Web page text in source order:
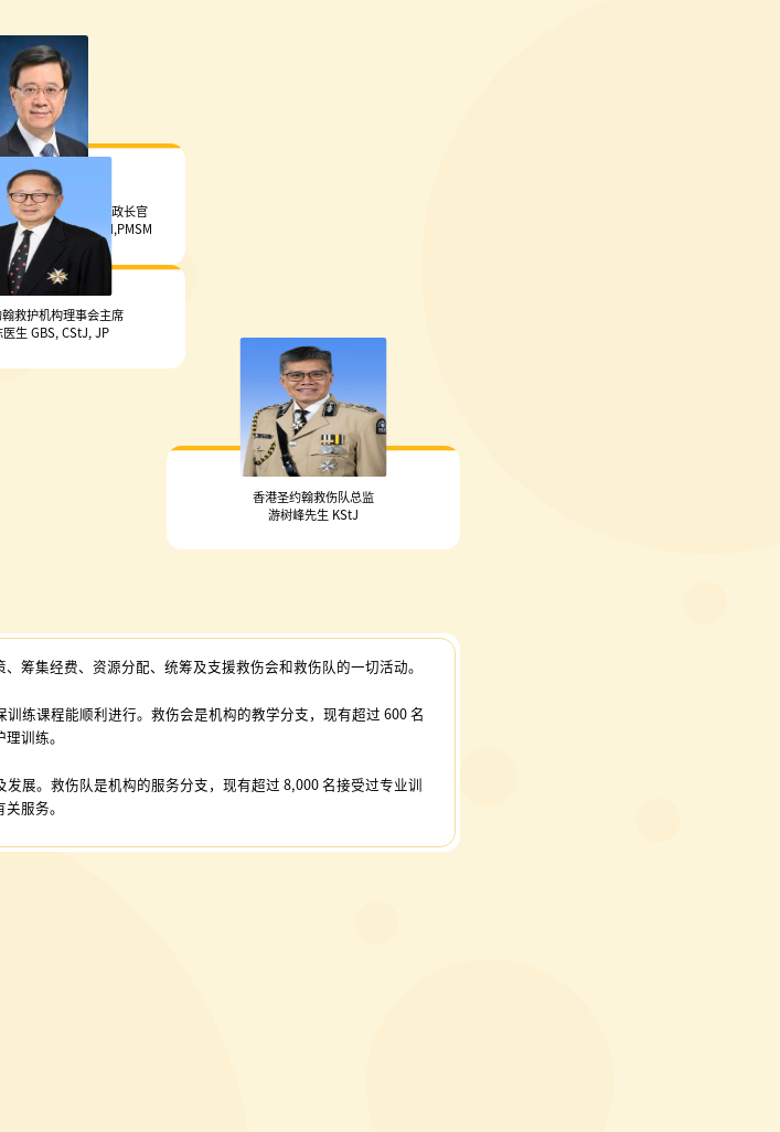
约翰救护机构会长
香港特别行政区行政长官
荆勋贤,SBS,PDSM,PMSM
救护机构理事会主席
医生 GBS, CStJ, JP
香港圣约翰救伤队总监
游树峰先生 KStJ
筹集经费、资源分配、统筹及支援救伤会和救伤队的一切活动。
练课程能顺利进行。救伤会是机构的教学分支，现有超过 600 名
训练。
展。救伤队是机构的服务分支，现有超过 8,000 名接受过专业训
服务。